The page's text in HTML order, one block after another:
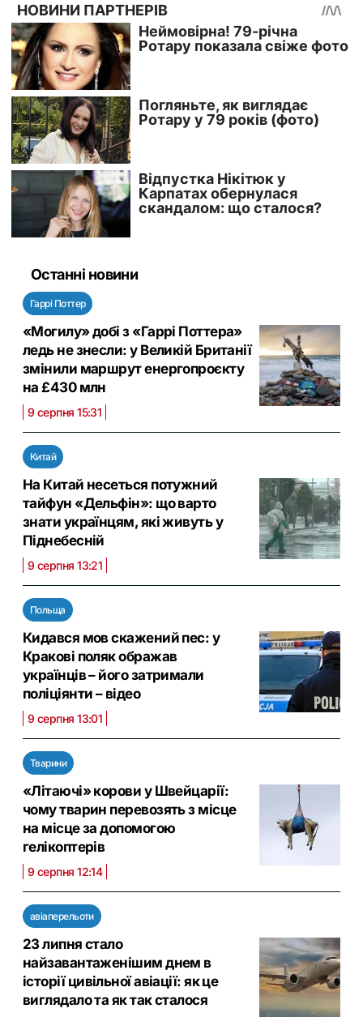
Останні новини
Гаррі Поттер
«Могилу» добі з «Гаррі Поттера»
ледь не знесли: у Великій Британії
змінили маршрут енергопроєкту
на £430 млн
9 серпня 15:31
Китай
На Китай несеться потужний
тайфун «Дельфін»: що варто
знати українцям, які живуть у
Піднебесній
9 серпня 13:21
Польща
Кидався мов скажений пес: у
Кракові поляк ображав
українців – його затримали
поліціянти – відео
9 серпня 13:01
Тварини
«Літаючі» корови у Швейцарії:
чому тварин перевозять з місце
на місце за допомогою
гелікоптерів
9 серпня 12:14
авіаперельоти
23 липня стало
найзавантаженішим днем в
історії цивільної авіації: як це
виглядало та як так сталося